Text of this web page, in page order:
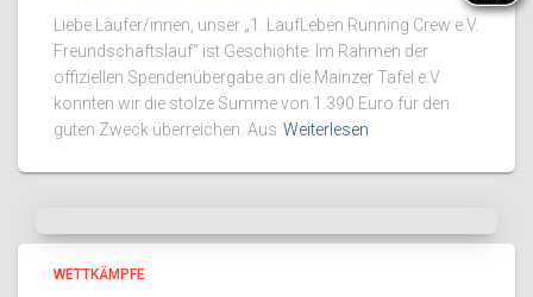
Liebe Läufer/innen, unser „1. LaufLeben Running Crew e.V.
Freundschaftslauf“ ist Geschichte. Im Rahmen der
offiziellen Spendenübergabe an die Mainzer Tafel e.V.
konnten wir die stolze Summe von 1.390 Euro für den
guten Zweck überreichen. Aus Weiterlesen
WETTKÄMPFE